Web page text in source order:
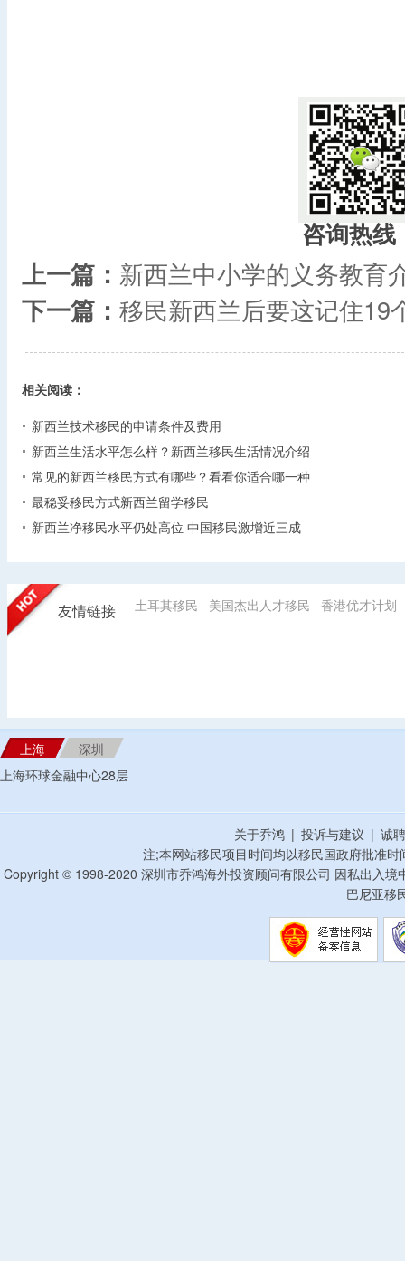
咨询热线
上一篇： 新西兰中小学的义务教育
下一篇： 移民新西兰后要这记住19
相关阅读：
新西兰技术移民的申请条件及费用
新西兰生活水平怎么样？新西兰移民生活情况介绍
常见的新西兰移民方式有哪些？看看你适合哪一种
最稳妥移民方式新西兰留学移民
新西兰净移民水平仍处高位 中国移民激增近三成
友情链接 土耳其移民 美国杰出人才移民 香港优才计划
上海
深圳
上海环球金融中心28层
关于乔鸿 | 投诉与建议 | 诚
注;本网站移民项目时间均以移民国政府批准
Copyright © 1998-2020 深圳市乔鸿海外投资顾问有限公司 因私出入
巴尼亚移